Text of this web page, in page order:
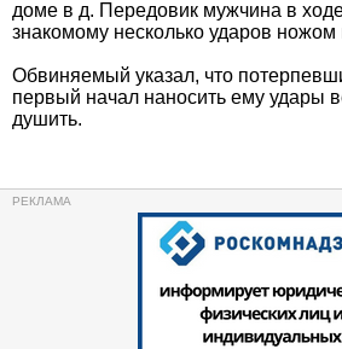
доме в д. Передовик мужчина в
знакомому несколько ударов ножом
Обвиняемый указал, что
первый начал наносить ему удары
душить.